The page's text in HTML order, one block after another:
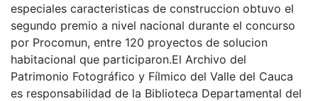
especiales caracteristicas de construccion obtuvo el
segundo premio a nivel nacional durante el concurso
por Procomun, entre 120 proyectos de solucion
habitacional que participaron.El Archivo del
Patrimonio Fotográfico y Fílmico del Valle del Cauca
es responsabilidad de la Biblioteca Departamental del